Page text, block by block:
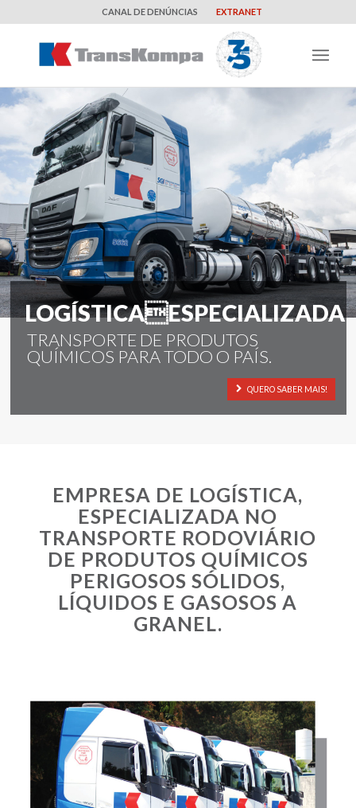
CANAL DE DENÚNCIAS EXTRANET
QUERO SABER MAIS!
LOGÍSTICAESPECIALIZADA
TRANSPORTE DE PRODUTOS
QUÍMICOS PARA TODO O PAÍS.
EMPRESA DE LOGÍSTICA,
ESPECIALIZADA NO
TRANSPORTE RODOVIÁRIO
DE PRODUTOS QUÍMICOS
PERIGOSOS SÓLIDOS,
LÍQUIDOS E GASOSOS A
GRANEL.